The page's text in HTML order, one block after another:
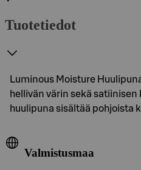
Tuotetiedot
Luminous Moisture
hellivän värin sekä
huulipuna sisältää pohjoista
Valmistusmaa